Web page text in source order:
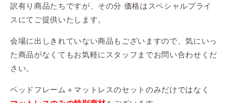
訳有り商品たちですが、その分 価格はスペシャルプライ
スにてご提供いたします。
会場に出しきれていない商品もございますので、気にいっ
た商品がなくてもお気軽にスタッフまでお問い合わせくだ
さい。
ベッドフレーム＋マットレスのセットのみだけではなく